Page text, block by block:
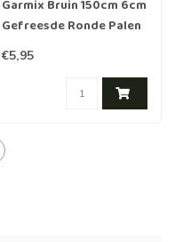
Garmix Bruin 150cm 6cm
Gefreesde Ronde Palen
Hout geïmpregneerd
€5,95